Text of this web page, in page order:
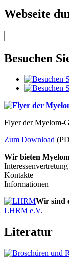
Webseite
Besuchen
Flyer der Myelom-
Zum Download
Wir bieten
Interessenvertretung
Kontakte
Informationen
Wir sind
LHRM e.V.
Literatur